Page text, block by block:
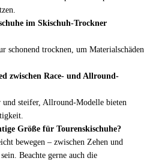
im Skischuh-Trockner
schonend trocknen, um Materialschäden
zwischen Race- und Allround-
und steifer, Allround-Modelle bieten
Größe für Tourenskischuhe?
bewegen – zwischen Zehen und
Beachte gerne auch die